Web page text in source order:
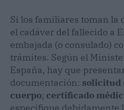
Si los familiares toman la
el cadáver del fallecido a
embajada (o consulado)
trámites. Según el
España, hay que
documentación: solicitud
cuerpo; certificado
especifique debidamente